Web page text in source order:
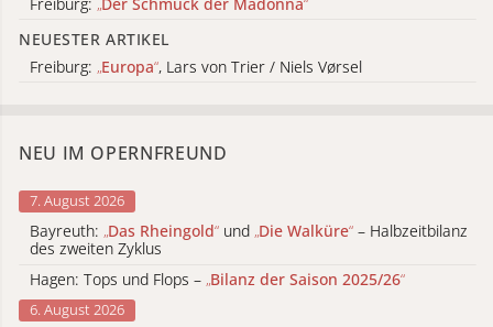
NEUESTER ARTIKEL
Freiburg: „Europa“, Lars von Trier / Niels Vørsel
NEU IM OPERNFREUND
7. August 2026
Bayreuth: „Das Rheingold“ und „Die Walküre“ – Halbzeitbilanz
des zweiten Zyklus
Hagen: Tops und Flops – „Bilanz der Saison 2025/26“
6. August 2026